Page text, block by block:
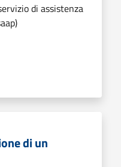
di assistenza
di un